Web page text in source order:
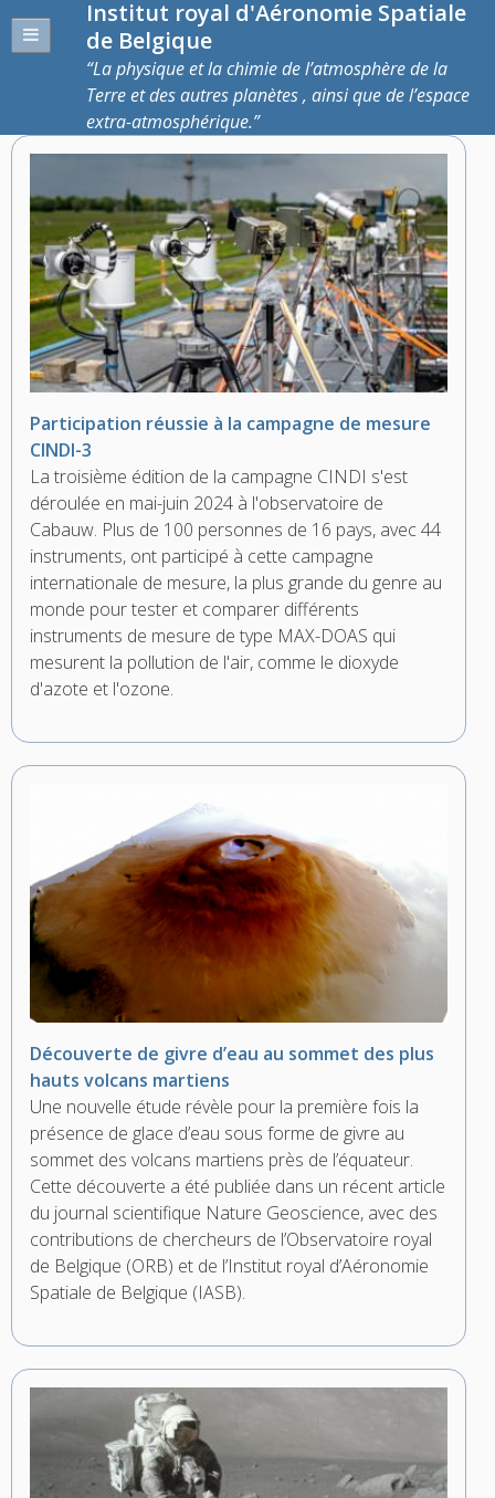
Institut royal d'Aéronomie Spatiale
de Belgique
La physique et la chimie de l’atmosphère de la
Terre et des autres planètes , ainsi que de l’espace
extra-atmosphérique.
Participation réussie à la campagne de mesure
CINDI-3
La troisième édition de la campagne CINDI s'est
déroulée en mai-juin 2024 à l'observatoire de
Cabauw. Plus de 100 personnes de 16 pays, avec 44
instruments, ont participé à cette campagne
internationale de mesure, la plus grande du genre au
monde pour tester et comparer différents
instruments de mesure de type MAX-DOAS qui
mesurent la pollution de l'air, comme le dioxyde
d'azote et l'ozone.
Découverte de givre d’eau au sommet des plus
hauts volcans martiens
Une nouvelle étude révèle pour la première fois la
présence de glace d’eau sous forme de givre au
sommet des volcans martiens près de l’équateur.
Cette découverte a été publiée dans un récent article
du journal scientifique Nature Geoscience, avec des
contributions de chercheurs de l’Observatoire royal
de Belgique (ORB) et de l’Institut royal d’Aéronomie
Spatiale de Belgique (IASB).